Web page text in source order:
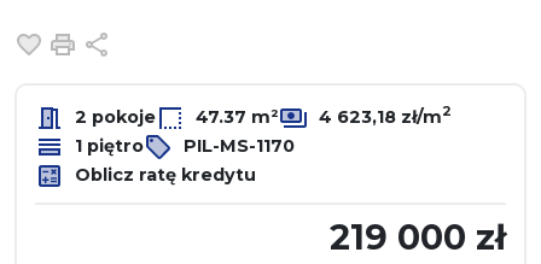
Dodaj do ulubionych
Drukuj
2 pokoje 47.37 m² 4 623,18 zł/m2
1 piętro
PIL-MS-1170
Oblicz ratę kredytu
219 000 zł